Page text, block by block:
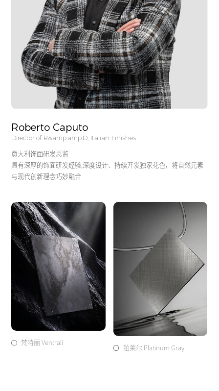
Roberto Caputo
Director of R&amp;amp;D, Italian Finishes
意大利饰面研发总监
具有深厚的饰面研发经验,深度设计、持续开发独家花色，将自然元素
与现代创新理念巧妙融合
梵特丽 Ventrali
铂莱尔 Platinum Gray